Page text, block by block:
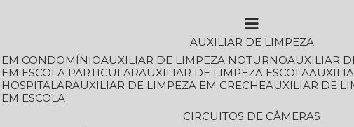
AUXILIAR DE LIMPEZA
EM CONDOMÍNIO
AUXILIAR DE LIMPEZA NOTURNO
AUXILIAR
ESCOLA PARTICULAR
AUXILIAR DE LIMPEZA ESCOLA
HOSPITALAR
AUXILIAR DE LIMPEZA EM CRECHE
AUXILIAR DE
ESCOLA
CIRCUITOS DE CÂMERAS